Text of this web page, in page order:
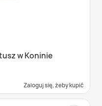
w Koninie
Zaloguj się, żeby kupić